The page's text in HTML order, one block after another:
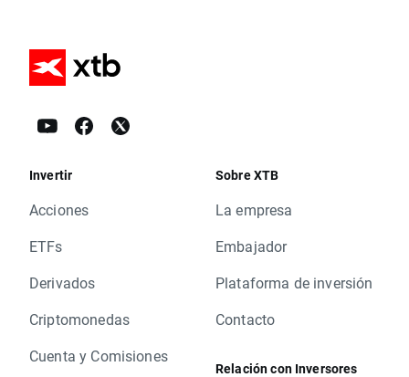
Invertir
Acciones
ETFs
Derivados
Criptomonedas
Cuenta y Comisiones
Sobre XTB
La empresa
Embajador
Plataforma de inversión
Contacto
Relación con Inversores